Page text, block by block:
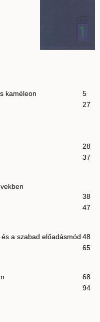
kaméleon
5
27
28
37
38
47
a szabad előadásmód 48
65
68
94